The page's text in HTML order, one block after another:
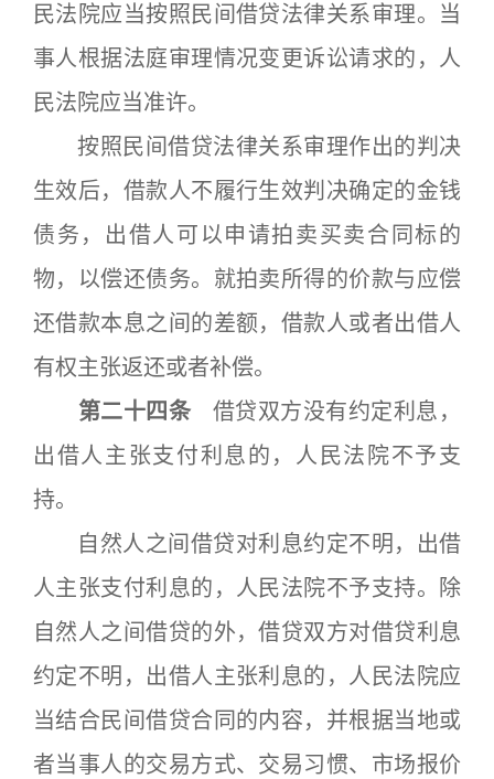
民法院应当按照民间借贷法律关系审理。当
事人根据法庭审理情况变更诉讼请求的，人
民法院应当准许。
按照民间借贷法律关系审理作出的判决
生效后，借款人不履行生效判决确定的金钱
债务，出借人可以申请拍卖买卖合同标的
物，以偿还债务。就拍卖所得的价款与应偿
还借款本息之间的差额，借款人或者出借人
有权主张返还或者补偿。
第二十四条 借贷双方没有约定利息，
出借人主张支付利息的，人民法院不予支
持。
自然人之间借贷对利息约定不明，出借
人主张支付利息的，人民法院不予支持。除
自然人之间借贷的外，借贷双方对借贷利息
约定不明，出借人主张利息的，人民法院应
当结合民间借贷合同的内容，并根据当地或
者当事人的交易方式、交易习惯、市场报价